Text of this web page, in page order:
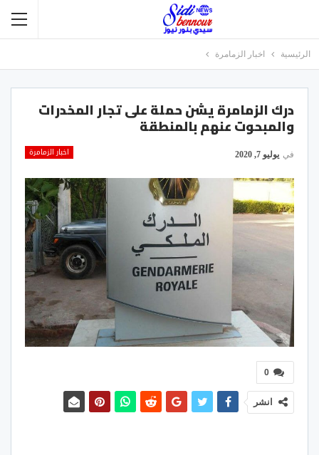
الرئيسية اخبار الزمامرة
درك الزمامرة يشن حملة على تجار المخدرات
والمبحوت عنهم بالمنطقة
اخبار الزمامرة في يوليو 7, 2020
0
انشر